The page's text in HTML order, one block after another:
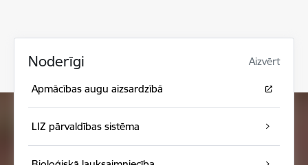
Noderīgi Aizvērt
Apmācības augu aizsardzībā
LIZ pārvaldības sistēma